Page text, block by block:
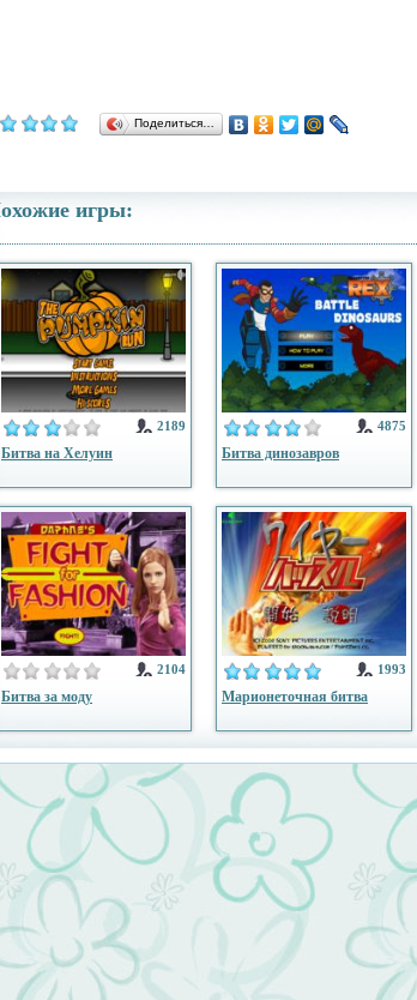
Поделиться…
игры:
2189
Битва на Хелуин
4875
Битва динозавров
2104
Битва за моду
1993
Марионеточная битва